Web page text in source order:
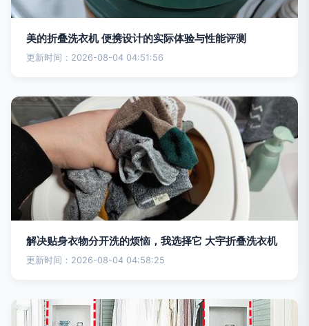
美的折叠洗衣机 便携设计的实际体验与性能评测
更新时间：2026-08-04 04:51:56
解决贴身衣物分开洗的烦恼，我选择它 大宇折叠洗衣机
更新时间：2026-08-04 04:58:25